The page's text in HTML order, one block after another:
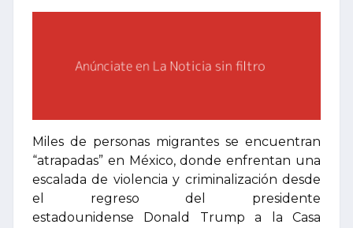
Miles de personas migrantes se encuentran
“atrapadas” en México, donde enfrentan una
escalada de violencia y criminalización desde
el regreso del presidente
estadounidense Donald Trump a la Casa